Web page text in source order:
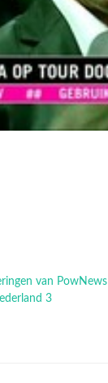
van PowNews
3